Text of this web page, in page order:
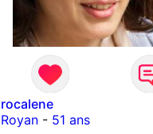
rocalene
Royan - 51 ans